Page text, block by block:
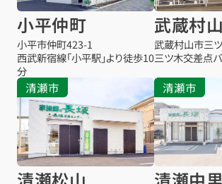
小平仲町
小平市仲町423-1
西武新宿線「小平駅」より徒歩10
分
武蔵村山
武蔵村山市三
三ツ木交差点
清瀬市 清瀬市